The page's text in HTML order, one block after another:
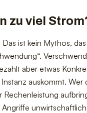
zu viel
ist kein Mythos,
aber etwas
auskommt.